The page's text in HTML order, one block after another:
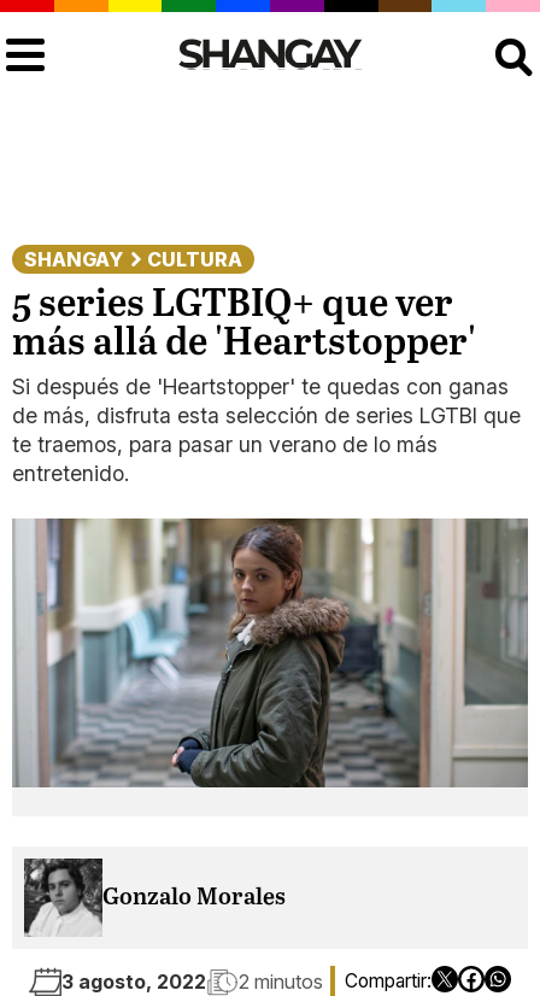
SHANGAY CULTURA
5 series LGTBIQ+ que ver
más allá de 'Heartstopper'
Si después de 'Heartstopper' te quedas con ganas
de más, disfruta esta selección de series LGTBI que
te traemos, para pasar un verano de lo más
entretenido.
Gonzalo Morales
3 agosto, 2022 2 minutos